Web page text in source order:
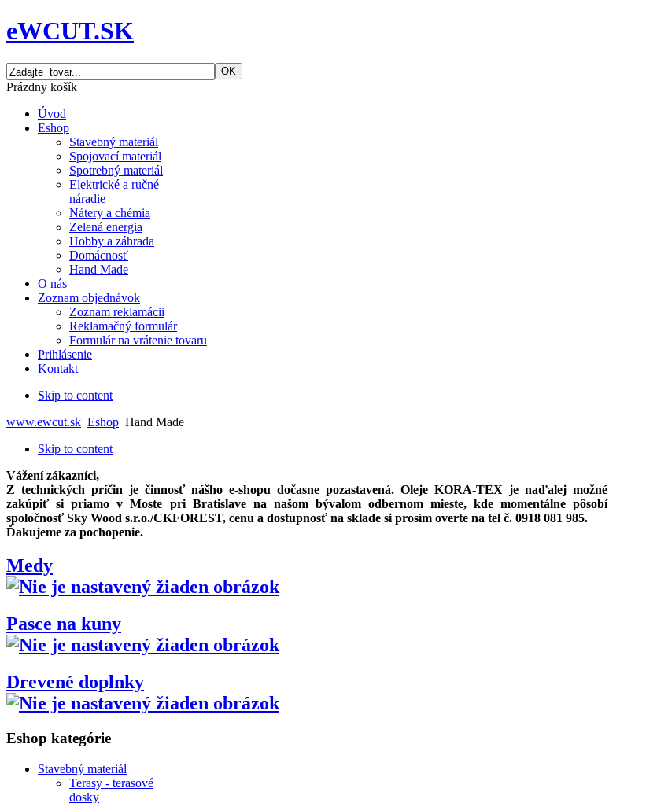
eWCUT.SK
Prázdny košík
Úvod
Eshop
Stavebný materiál
Spojovací materiál
Spotrebný materiál
Elektrické a ručné
náradie
Nátery a chémia
Zelená energia
Hobby a záhrada
Domácnosť
Hand Made
O nás
Zoznam objednávok
Zoznam reklamácii
Reklamačný formulár
Formulár na vrátenie tovaru
Prihlásenie
Kontakt
Skip to content
www.ewcut.sk Eshop Hand Made
Skip to content
Vážení zákazníci,
Z technických príčin je činnosť nášho e-shopu dočasne pozastavená. Oleje KORA-TEX je naďalej možné
zakúpiť si priamov Moste pri Bratislave na našom bývalom odbernom mieste, kde momentálne pôsobí
spoločnosť Sky Wood s.r.o./CKFOREST, cenu a dostupnosť na sklade si prosím overte na tel č. 0918 081 985.
Ďakujeme za pochopenie.
Medy
Pasce na kuny
Drevené doplnky
Eshop kategórie
Stavebný materiál
Terasy - terasové
dosky